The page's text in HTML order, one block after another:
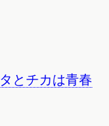
とチカは青春